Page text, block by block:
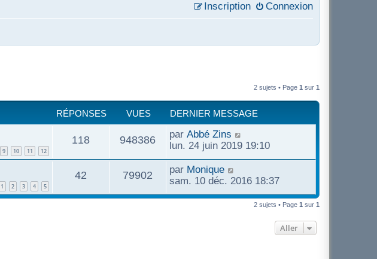
Connexion
Inscription
2 sujets • Page 1 sur 1
RÉPONSES VUES DERNIER MESSAGE
9 10 11 12
118 948386 par Abbé Zins
lun. 24 juin 2019 19:10
1 2 3 4 5
42 79902 par Monique
sam. 10 déc. 2016 18:37
2 sujets • Page 1 sur 1
Aller